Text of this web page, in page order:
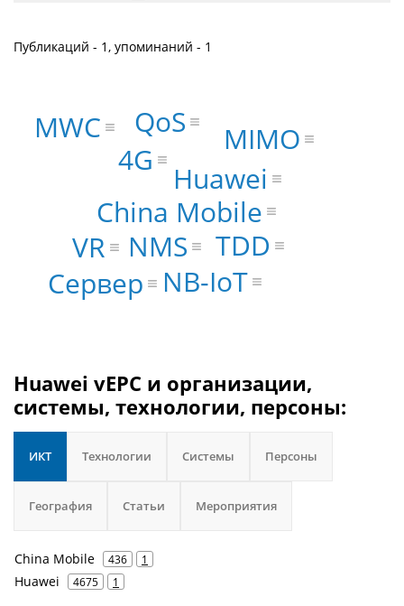
Публикаций - 1, упоминаний - 1
China Mobile
Huawei
NMS
TDD
4G
MIMO
Сервер
QoS
NB-IoT
VR
MWC
Huawei vEPC и организации,
системы, технологии, персоны:
ИКТ Технологии Системы Персоны
География Статьи Мероприятия
China Mobile 436 1
Huawei 4675 1